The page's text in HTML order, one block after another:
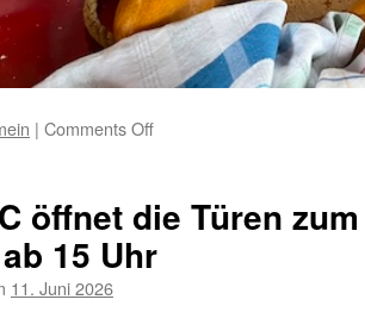
| Comments Offon
Sonne,
Regen
und
öffnet die Türen
15 Uhr
11. Juni 2026